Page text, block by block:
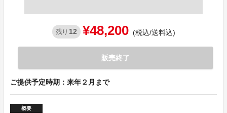
残り 12 ¥48,200 (税込/送料込)
販売終了
ご提供予定時期：来年２月まで
概要